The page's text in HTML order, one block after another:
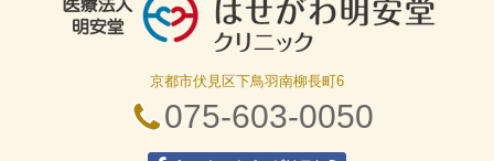
はせがわ明安堂クリニックの公式HP、京都市伏見
区の内科、呼吸器科、循環器科、外科の診療、オン
ライン診療、駐車場10台、web予約、バリアフリ
ー、プラセンタ
京都市伏見区下鳥羽南柳長町6
075-603-0050